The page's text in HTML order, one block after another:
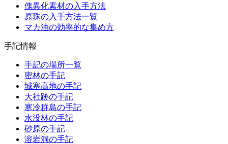
傀異化素材の入手方法
原珠の入手方法一覧
マカ油の効率的な集め方
手記情報
手記の場所一覧
密林の手記
城塞高地の手記
大社跡の手記
寒冷群島の手記
水没林の手記
砂原の手記
溶岩洞の手記